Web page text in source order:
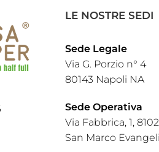
LE NOSTRE SEDI
Sede Legale
Via G. Porzio n° 4
80143 Napoli NA
Sede Operativa
Via Fabbrica, 1,
San Marco